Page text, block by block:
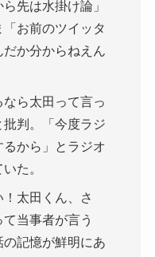
先は水掛け論」
お前のツイッタ
か分からねえん
なら太田って言っ
判。「今度ラジ
から」とラジオ
た。
太田くん、さ
当事者が言う
記憶が鮮明にあ